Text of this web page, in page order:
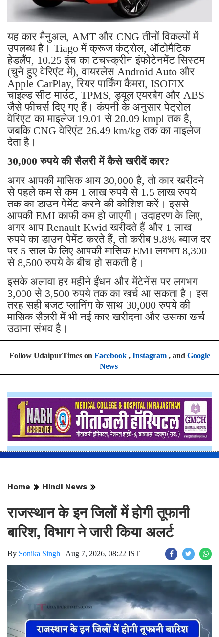
यह कार मैनुअल, AMT और CNG तीनों विकल्पों में
उपलब्ध है। Tiago में क्रूज कंट्रोल, ऑटोमैटिक
हेडलैंप, 10.25 इंच का टचस्क्रीन इंफोटेनमेंट सिस्टम
(चुने हुए वेरिएंट में), वायरलेस Android Auto और
Apple CarPlay, रियर पार्किंग कैमरा, ISOFIX
चाइल्ड सीट माउंट, TPMS, ड्यूल एयरबैग और ABS
जैसे फीचर्स दिए गए हैं। कंपनी के अनुसार पेट्रोल
वेरिएंट का माइलेज 19.01 से 20.09 kmpl तक है,
जबकि CNG वेरिएंट 26.49 km/kg तक का माइलेज
देता है।
30,000 रुपये की सैलरी में कैसे खरीदें कार?
अगर आपकी मासिक आय 30,000 है, तो कार खरीदने
से पहले कम से कम 1 लाख रुपये से 1.5 लाख रुपये
तक का डाउन पेमेंट करने की कोशिश करें। इससे
आपकी EMI काफी कम हो जाएगी। उदाहरण के लिए,
अगर आप Renault Kwid खरीदते हैं और 1 लाख
रुपये का डाउन पेमेंट करते हैं, तो करीब 9.8% ब्याज दर
पर 5 साल के लिए आपकी मासिक EMI लगभग 8,300
से 8,500 रुपये के बीच हो सकती है।
इसके अलावा हर महीने ईंधन और मेंटेनेंस पर लगभग
3,000 से 3,500 रुपये तक का खर्च आ सकता है। इस
तरह सही बजट प्लानिंग के साथ 30,000 रुपये की
मासिक सैलरी में भी नई कार खरीदना और उसका खर्च
उठाना संभव है।
Follow UdaipurTimes on Facebook, Instagram, and Google
News
Home Hindi News
राजस्थान के इन जिलों में होगी तूफानी
बारिश, विभाग ने जारी किया अलर्ट
By Sonika Singh | Aug 7, 2026, 08:22 IST